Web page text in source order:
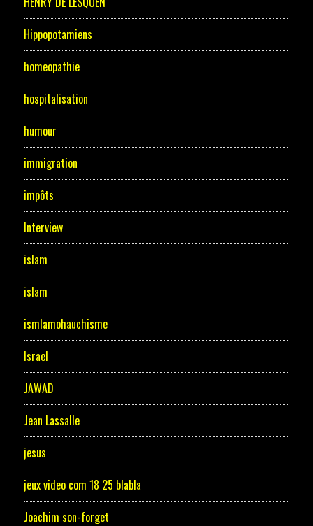
Hippopotamiens
homeopathie
hospitalisation
humour
immigration
impôts
Interview
islam
islam
ismlamohauchisme
Israel
JAWAD
Jean Lassalle
jesus
jeux video com 18 25 blabla
Joachim son-forget